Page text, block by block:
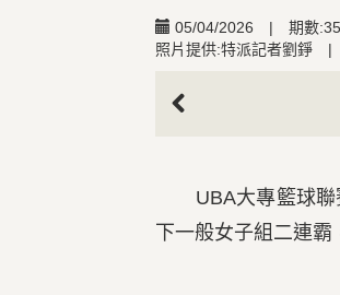
05/04/2026 | 期數
照片提供:特派記者劉錚
|
UBA大專籃球聯
下一般女子組二連